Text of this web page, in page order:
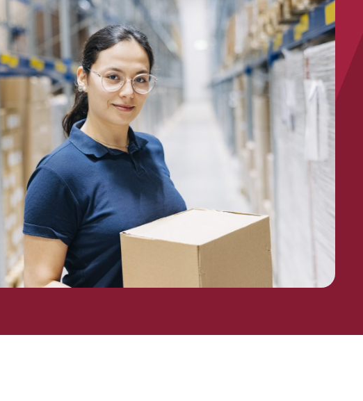
Perdida de trabajo
Formación